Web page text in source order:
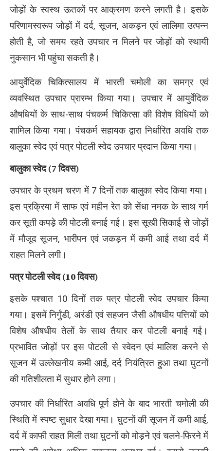
जोड़ों के स्वस्थ ऊतकों पर आक्रमण करने लगती है। इसके
परिणामस्वरूप जोड़ों में दर्द, सूजन, अकड़न एवं लालिमा उत्पन्न
होती है, जो समय रहते उपचार न मिलने पर जोड़ों को स्थायी
नुकसान भी पहुंचा सकती है।
आयुर्वेदिक चिकित्सालय में भारती चमोली का समग्र एवं
व्यवस्थित उपचार प्रारम्भ किया गया। उपचार में आयुर्वेदिक
औषधियों के साथ-साथ पंचकर्म चिकित्सा की विशेष विधियों को
शामिल किया गया। पंचकर्म सहायक द्वारा निर्धारित अवधि तक
बालुका स्वेद एवं पत्र पोटली स्वेद उपचार प्रदान किया गया।
बालुका स्वेद (7 दिवस)
उपचार के प्रथम चरण में 7 दिनों तक बालुका स्वेद किया गया।
इस प्रक्रिया में साफ एवं महीन रेत को सेंधा नमक के साथ गर्म
कर सूती कपड़े की पोटली बनाई गई। इस सूखी सिकाई से जोड़ों
में मौजूद सूजन, भारीपन एवं जकड़न में कमी आई तथा दर्द में
राहत मिलने लगी।
पत्र पोटली स्वेद (10 दिवस)
इसके पश्चात 10 दिनों तक पत्र पोटली स्वेद उपचार किया
गया। इसमें निर्गुंडी, अरंडी एवं सहजन जैसी औषधीय पत्तियों को
विशेष औषधीय तेलों के साथ तैयार कर पोटली बनाई गई।
प्रभावित जोड़ों पर इस पोटली से स्वेदन एवं मालिश करने से
सूजन में उल्लेखनीय कमी आई, दर्द नियंत्रित हुआ तथा घुटनों
की गतिशीलता में सुधार होने लगा।
उपचार की निर्धारित अवधि पूर्ण होने के बाद भारती चमोली की
स्थिति में स्पष्ट सुधार देखा गया। घुटनों की सूजन में कमी आई,
दर्द में काफी राहत मिली तथा घुटनों को मोड़ने एवं चलने-फिरने में